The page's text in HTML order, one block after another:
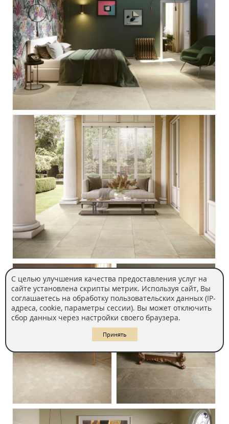
С целью улучшения качества предоставления услуг на
сайте установлена скрипты метрик. Используя сайт, Вы
соглашаетесь на обработку пользовательских данных (IP-
адреса, cookie, параметры сессии). Вы может отключить
сбор данных через настройки своего браузера.
Принять